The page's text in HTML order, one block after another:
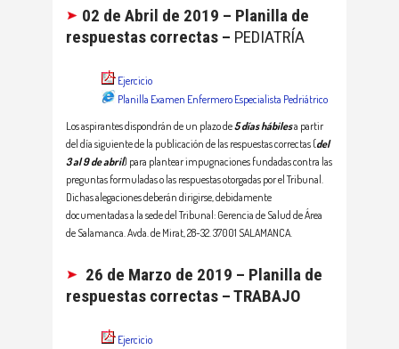
02 de Abril de 2019 – Planilla de
respuestas correctas – PEDIATRÍA
Ejercicio
Planilla Examen Enfermero Especialista Pedriátrico
Los aspirantes dispondrán de un plazo de5 días hábilesa partir
del día siguiente de la publicación de las respuestas correctas (del
3 al 9 de abril) para plantear impugnaciones fundadas contra las
preguntas formuladas o las respuestas otorgadas por el Tribunal.
Dichas alegaciones deberán dirigirse, debidamente
documentadas a la sede del Tribunal: Gerencia de Salud de Área
de Salamanca. Avda. de Mirat, 28-32. 37001 SALAMANCA.
26 de Marzo de 2019 – Planilla de
respuestas correctas – TRABAJO
Ejercicio